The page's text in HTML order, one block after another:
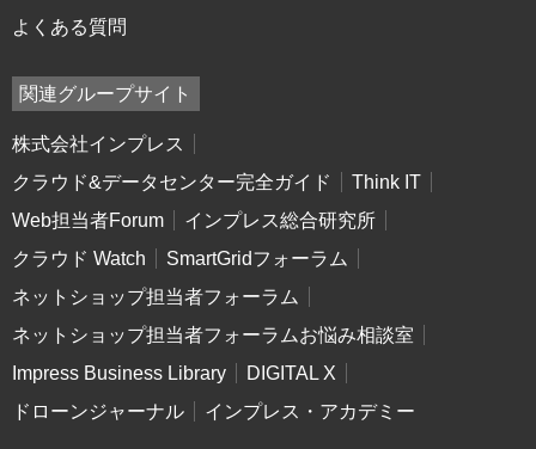
よくある質問
関連グループサイト
株式会社インプレス
クラウド&データセンター完全ガイド
Think IT
Web担当者Forum
インプレス総合研究所
クラウド Watch
SmartGridフォーラム
ネットショップ担当者フォーラム
ネットショップ担当者フォーラムお悩み相談室
Impress Business Library
DIGITAL X
ドローンジャーナル
インプレス・アカデミー